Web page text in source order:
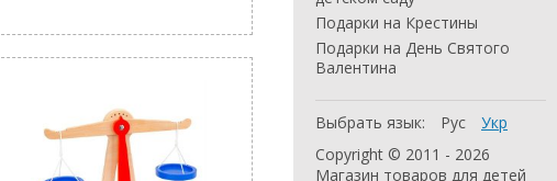
Подарки на Крестины
Подарки на День Святого
Валентина
Выбрать язык: Рус
Укр
Copyright © 2011 - 2026
Магазин товаров для детей